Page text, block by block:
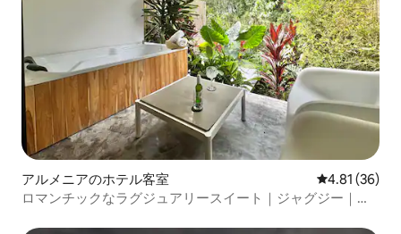
アルメニアのホテル客室 レビュー36
4.81 (36)
ロマンチックなラグジュアリースイート｜ジャグジー｜ク